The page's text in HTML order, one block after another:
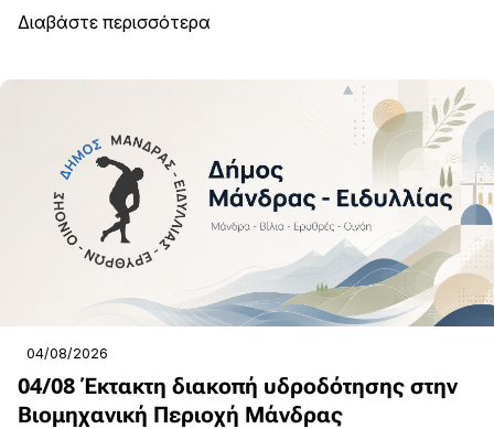
Διαβάστε περισσότερα
04/08/2026
04/08 Έκτακτη διακοπή υδροδότησης στην
Βιομηχανική Περιοχή Μάνδρας